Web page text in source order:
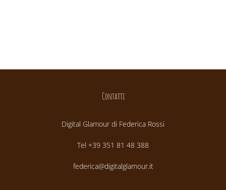
Contatti
Digital Glamour di Federica Rossi
Tel +39 351 81 48 388
federica@digitalglamour.it